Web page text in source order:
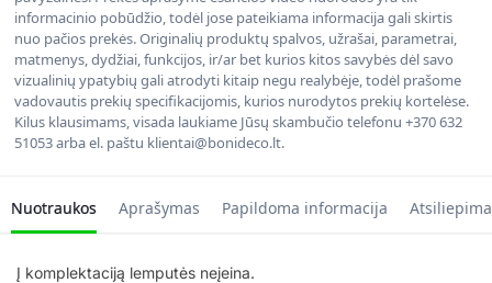
informacinio pobūdžio, todėl jose pateikiama informacija gali skirtis
nuo pačios prekės. Originalių produktų spalvos, užrašai, parametrai,
matmenys, dydžiai, funkcijos, ir/ar bet kurios kitos savybės dėl savo
vizualinių ypatybių gali atrodyti kitaip negu realybėje, todėl prašome
vadovautis prekių specifikacijomis, kurios nurodytos prekių kortelėse.
Kilus klausimams, visada laukiame Jūsų skambučio telefonu +370 632
51053 arba el. paštu klientai@bonideco.lt.
Nuotraukos Aprašymas Papildoma informacija
Į komplektaciją lemputės neįeina.